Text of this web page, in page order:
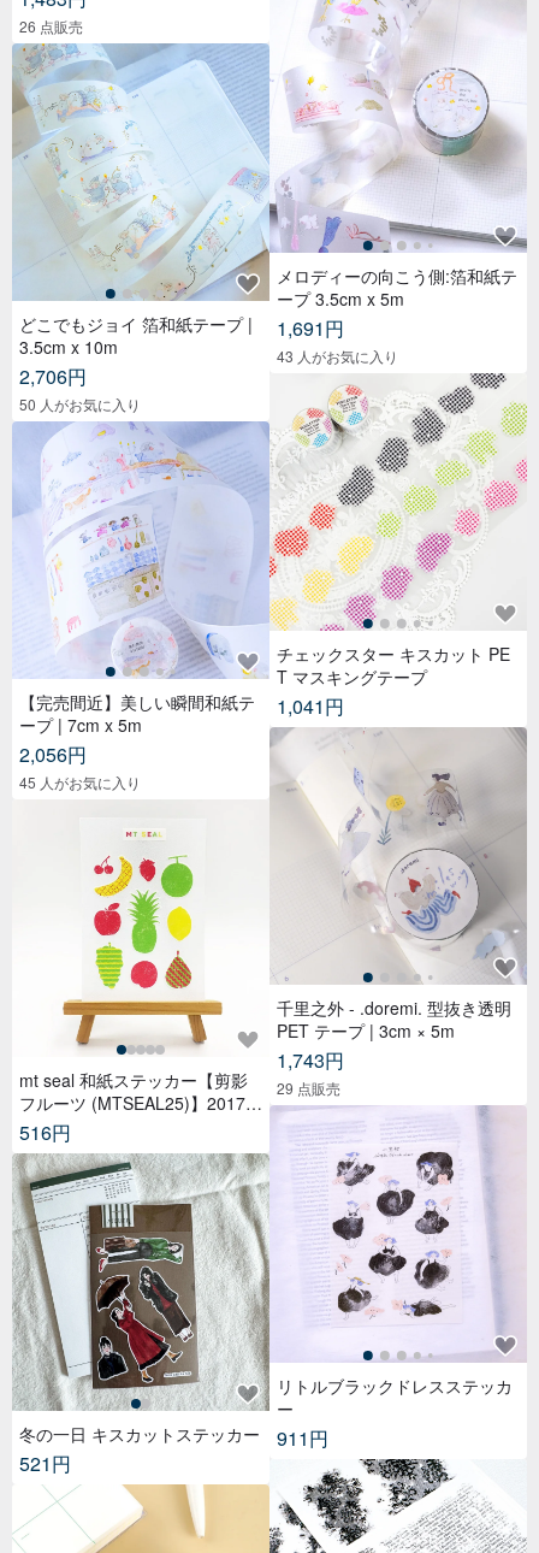
26 点販売
どこでもジョイ 箔和紙テープ |
3.5cm x 10m
2,706円
50 人がお気に入り
【完売間近】美しい瞬間和紙テ
ープ | 7cm x 5m
2,056円
45 人がお気に入り
mt seal 和紙ステッカー【剪影
フルーツ (MTSEAL25)】2017A
W
516円
冬の一日 キスカットステッカー
521円
メロディーの向こう側:箔和紙テ
ープ 3.5cm x 5m
1,691円
43 人がお気に入り
チェックスター キスカット PE
T マスキングテープ
1,041円
千里之外 - .doremi. 型抜き透明
PET テープ | 3cm × 5m
1,743円
29 点販売
リトルブラックドレスステッカ
ー
911円